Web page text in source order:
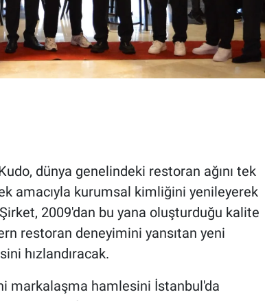
dünya genelindeki restoran ağını tek
amacıyla kurumsal kimliğini yenileyerek
2009'dan bu yana oluşturduğu kalite
restoran deneyimini yansıtan yeni
hızlandıracak.
markalaşma hamlesini İstanbul'da